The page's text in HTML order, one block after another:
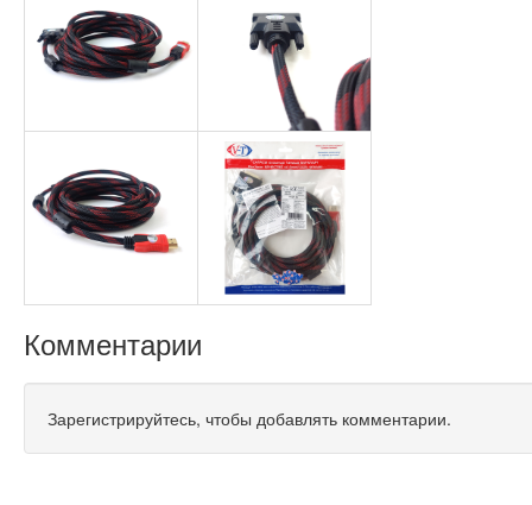
Комментарии
Зарегистрируйтесь, чтобы добавлять комментарии.